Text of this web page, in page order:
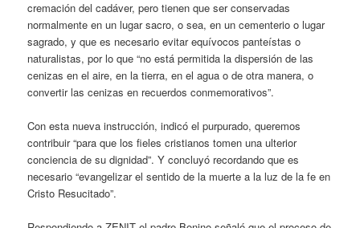
cremación del cadáver, pero tienen que ser conservadas
normalmente en un lugar sacro, o sea, en un cementerio o lugar
sagrado, y que es necesario evitar equívocos panteístas o
naturalistas, por lo que “no está permitida la dispersión de las
cenizas en el aire, en la tierra, en el agua o de otra manera, o
convertir las cenizas en recuerdos conmemorativos”.
Con esta nueva instrucción, indicó el purpurado, queremos
contribuir “para que los fieles cristianos tomen una ulterior
conciencia de su dignidad”. Y concluyó recordando que es
necesario “evangelizar el sentido de la muerte a la luz de la fe en
Cristo Resucitado”.